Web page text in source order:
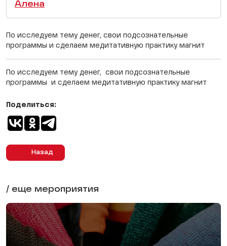
Алена
По исследуем тему денег, свои подсознательные
программы и сделаем медитативную практику магнит
По исследуем тему денег, свои подсознательные
программы и сделаем медитативную практику магнит
Назад
Поделиться:
/ еще мероприятия